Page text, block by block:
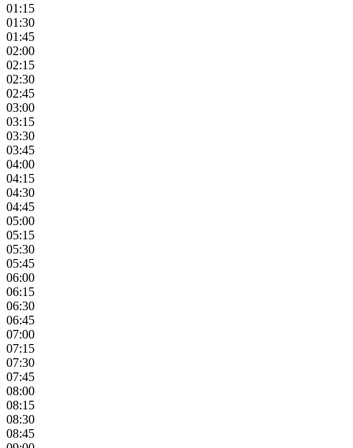
01:15
01:30
01:45
02:00
02:15
02:30
02:45
03:00
03:15
03:30
03:45
04:00
04:15
04:30
04:45
05:00
05:15
05:30
05:45
06:00
06:15
06:30
06:45
07:00
07:15
07:30
07:45
08:00
08:15
08:30
08:45